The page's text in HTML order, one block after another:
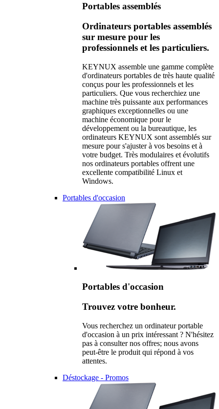
Portables assemblés
Ordinateurs portables assemblés
sur mesure pour les
professionnels et les particuliers.
KEYNUX assemble une gamme complète
d'ordinateurs portables de très haute qualité
conçus pour les professionnels et les
particuliers. Que vous recherchiez une
machine très puissante aux performances
graphiques exceptionnelles ou une
machine économique pour le
développement ou la bureautique, les
ordinateurs KEYNUX sont assemblés sur
mesure pour s'ajuster à vos besoins et à
votre budget. Très modulaires et évolutifs
nos ordinateurs portables offrent une
excellente compatibilité Linux et
Windows.
Portables d'occasion
Portables d'occasion
Trouvez votre bonheur.
Vous recherchez un ordinateur portable
d'occasion à un prix intéressant ? N'hésitez
pas à consulter nos offres; nous avons
peut-être le produit qui répond à vos
attentes.
Déstockage - Promos